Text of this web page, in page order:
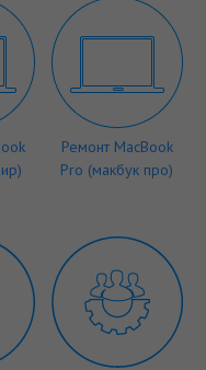
Ремонт MacBook
Pro (макбук про)